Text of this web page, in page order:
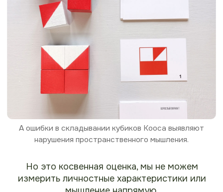
Именно потому, что психологические свойства не
доступны прямому измерению, возникает множество
проблем в психодиагностике: валидна ли методика,
надежна ли она? Говоря простыми словами - измеряет
ли методика именно тот параметр, который заявлен в
её описании, и корректно ли она это делает.
Понимая всю сложность психодиагностики, в этом
проекте мы можем собрать лишь некоторые методики
из тех, в которых специалисты нуждаются сегодня. Мы
используем исключительно научнофундированные
источники и создаем на их основе критически
актуальные нормативные данные или отмечаем
необходимость осторожного использования тех или
иных нормативов в силу их устаревания. Все
материалы рецензируются.